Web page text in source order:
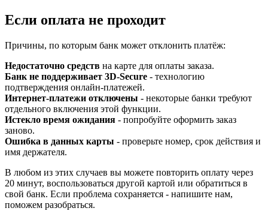
Если оплата не проходит
Причины, по которым банк может отклонить платёж:
Недостаточно средств на карте для оплаты заказа.
Банк не поддерживает 3D-Secure - технологию
подтверждения онлайн-платежей.
Интернет-платежи отключены - некоторые банки требуют
отдельного включения этой функции.
Истекло время ожидания - попробуйте оформить заказ
заново.
Ошибка в данных карты - проверьте номер, срок действия и
имя держателя.
В любом из этих случаев вы можете повторить оплату через
20 минут, воспользоваться другой картой или обратиться в
свой банк. Если проблема сохраняется - напишите нам,
поможем разобраться.